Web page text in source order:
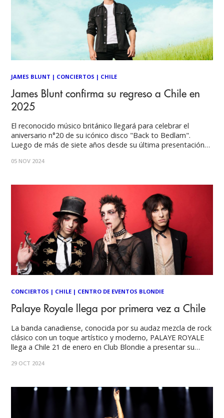
JAMES BLUNT | CONCIERTOS | CHILE
James Blunt confirma su regreso a Chile en
2025
El reconocido músico británico llegará para celebrar el
aniversario n°20 de su icónico disco "Back to Bedlam".
Luego de más de siete años desde su última presentación
país el día 5 de julio como parte de su gira sudamericana,
05 NOV 2024
CONCIERTOS | CHILE | CENTRO DE EVENTOS BLONDIE
Palaye Royale llega por primera vez a Chile
La banda canadiense, conocida por su audaz mezcla de rock
clásico con un toque artístico y moderno, PALAYE ROYALE
llega a Chile 21 de enero en Club Blondie a presentar su
como “The Hottest Band of 2018” y como grupo del año,
29 OCT 2024